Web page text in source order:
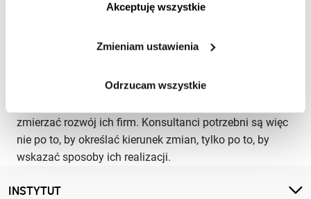
Akceptuję wszystkie
Zmieniam ustawienia
Odrzucam wszystkie
budowanie nowych modeli
biznesowych
zmierzać rozwój ich firm. Konsultanci potrzebni są więc
nie po to, by określać kierunek zmian, tylko po to, by
wskazać sposoby ich realizacji.
INSTYTUT